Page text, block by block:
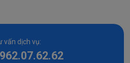
vấn dịch vụ: